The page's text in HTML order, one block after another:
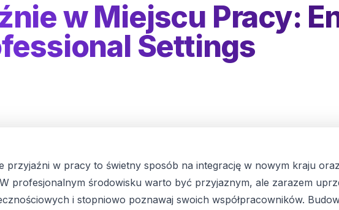
w Miejscu Pracy:
Settings
przyjaźni w pracy to świetny sposób na integrację w nowym kraju
profesjonalnym środowisku warto być przyjaznym, ale zarazem
i stopniowo poznawaj swoich współpracowników.